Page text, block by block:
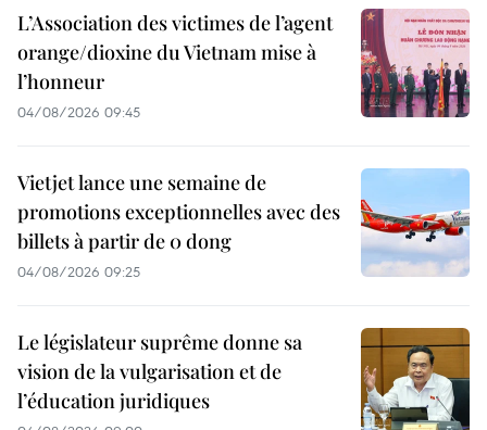
L’Association des victimes de l’agent
orange/dioxine du Vietnam mise à
l’honneur
04/08/2026 09:45
Vietjet lance une semaine de
promotions exceptionnelles avec des
billets à partir de 0 dong
04/08/2026 09:25
Le législateur suprême donne sa
vision de la vulgarisation et de
l’éducation juridiques